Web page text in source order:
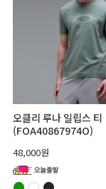
오클리 루나 일립스 티
(FOA40867974O)
48,000원